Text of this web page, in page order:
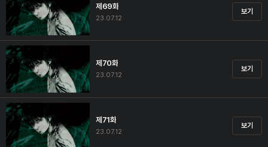
제69화
23.07.12
보기
제70화
23.07.12
보기
제71화
23.07.12
보기